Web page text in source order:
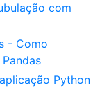
com
- Como
Python